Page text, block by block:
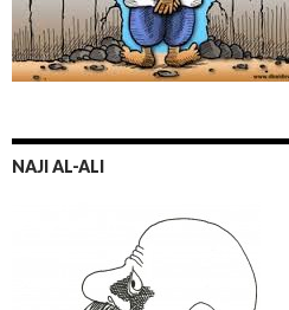
NAJI AL-ALI